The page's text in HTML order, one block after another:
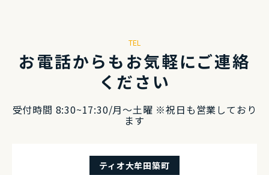
TEL
お電話からもお気軽にご連絡
ください
受付時間 8:30~17:30/⽉〜⼟曜 ※祝⽇も営業しており
ます
ティオ大牟田築町